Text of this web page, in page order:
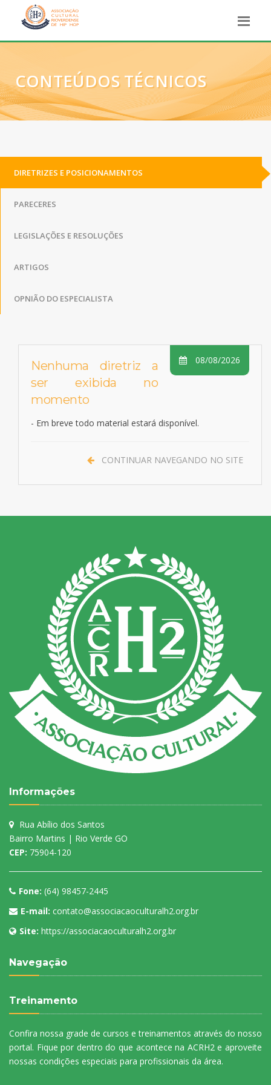
CONTEÚDOS TÉCNICOS
DIRETRIZES E POSICIONAMENTOS
PARECERES
LEGISLAÇÕES E RESOLUÇÕES
ARTIGOS
OPNIÃO DO ESPECIALISTA
08/08/2026
Nenhuma diretriz a
ser exibida no
momento
- Em breve todo material estará disponível.
CONTINUAR NAVEGANDO NO SITE
Informações
Rua Abílio dos Santos
Bairro Martins | Rio Verde GO
CEP: 75904-120
Fone: (64) 98457-2445
E-mail: contato@associacaoculturalh2.org.br
Site: https://associacaoculturalh2.org.br
Navegação
Treinamento
Confira nossa grade de cursos e treinamentos através do nosso
portal. Fique por dentro do que acontece na ACRH2 e aproveite
nossas condições especiais para profissionais da área.